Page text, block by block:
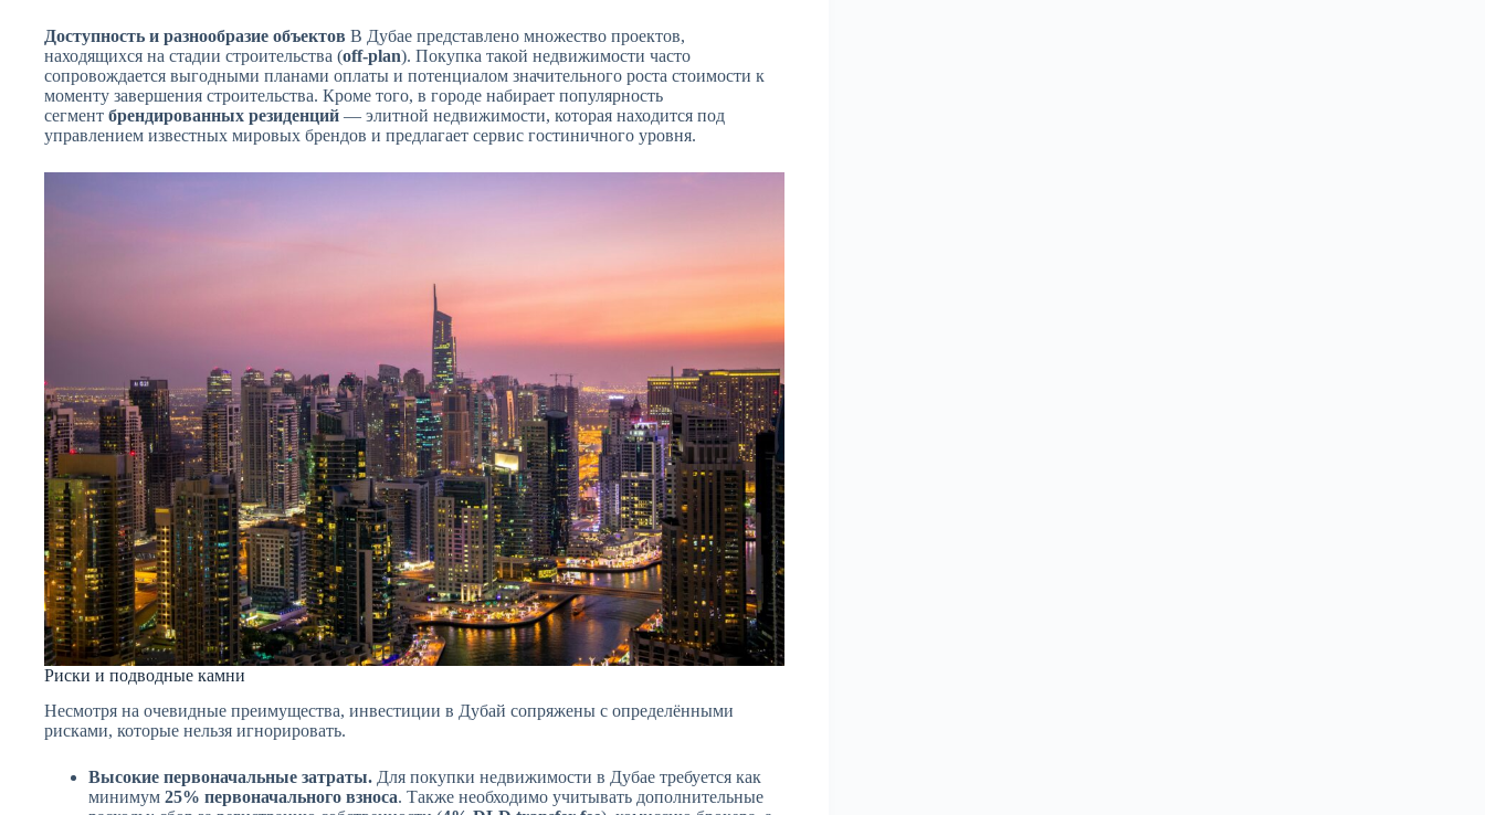
Доступность и разнообразие объектов В Дубае представлено множество проектов,
находящихся на стадии строительства (off-plan). Покупка такой недвижимости часто
сопровождается выгодными планами оплаты и потенциалом значительного роста стоимости к
моменту завершения строительства. Кроме того, в городе набирает популярность
сегмент брендированных резиденций — элитной недвижимости, которая находится под
управлением известных мировых брендов и предлагает сервис гостиничного уровня.
Риски и подводные камни
Несмотря на очевидные преимущества, инвестиции в Дубай сопряжены с определёнными
рисками, которые нельзя игнорировать.
Высокие первоначальные затраты. Для покупки недвижимости в Дубае требуется как
минимум 25% первоначального взноса. Также необходимо учитывать дополнительные